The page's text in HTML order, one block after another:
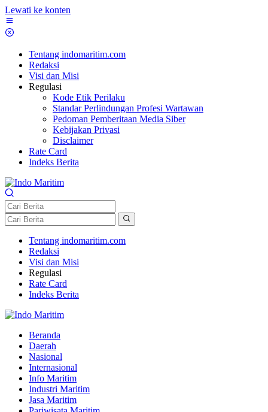
Lewati ke konten
Tentang indomaritim.com
Redaksi
Visi dan Misi
Regulasi
Kode Etik Perilaku
Standar Perlindungan Profesi Wartawan
Pedoman Pemberitaan Media Siber
Kebijakan Privasi
Disclaimer
Rate Card
Indeks Berita
Tentang indomaritim.com
Redaksi
Visi dan Misi
Regulasi
Rate Card
Indeks Berita
Beranda
Daerah
Nasional
Internasional
Info Maritim
Industri Maritim
Jasa Maritim